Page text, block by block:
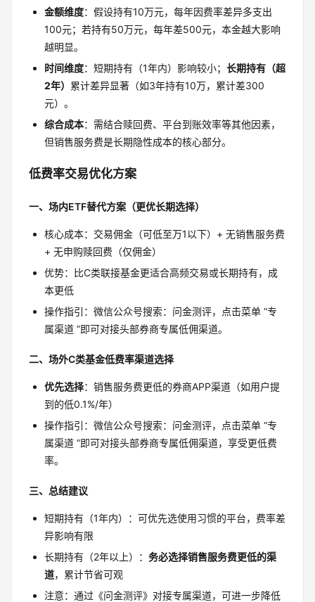
金额维度：假设持有10万元，每年因费率差异多支出
100元；若持有50万元，每年差500元，本金越大影响
越明显。
时间维度：短期持有（1年内）影响较小； 长期持有（超
2年） 累计差异显著（如3年持有10万，累计差300
元）。
综合成本：需结合赎回费、平台到账效率等其他因素，
但销售服务费是长期隐性成本的核心部分。
低费率交易优化方案
一、场内ETF替代方案（更优长期选择）
核心成本：交易佣金（可低至万1以下）+ 无销售服务费
+ 无申购赎回费（仅佣金）
优势：比C类联接基金更适合高频交易或长期持有，成
本更低
操作指引：微信公众号搜索：问金测评，点击菜单 “专
属渠道 ”即可对接头部券商专属低佣渠道。
二、场外C类基金低费率渠道选择
优先选择：销售服务费更低的券商APP渠道（如用户提
到的低0.1%/年）
操作指引：微信公众号搜索：问金测评，点击菜单 “专
属渠道 ”即可对接头部券商专属低佣渠道，享受更低费
率。
三、总结建议
短期持有（1年内）：可优先选使用习惯的平台，费率差
异影响有限
长期持有（2年以上）： 务必选择销售服务费更低的渠
道，累计节省可观
注意：通过《问金测评》对接专属渠道，可进一步降低